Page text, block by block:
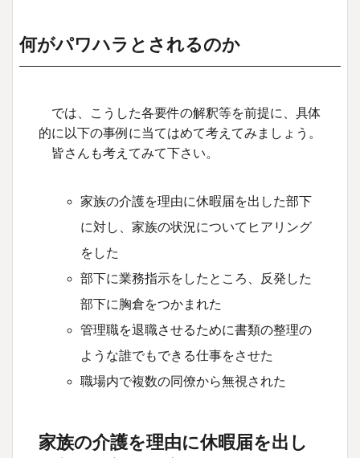
何がパワハラとされるのか
では、こうした各要件の解釈等を前提に、具体
的に以下の事例に当てはめて考えてみましょう。
皆さんも考えてみて下さい。
家族の介護を理由に休暇届を出した部下
に対し、家族の状況についてヒアリング
をした
部下に業務指示をしたところ、反発した
部下に胸倉をつかまれた
管理職を退職させるために書類の整理の
ような誰でもできる仕事をさせた
職場内で複数の同僚から無視された
家族の介護を理由に休暇届を出し